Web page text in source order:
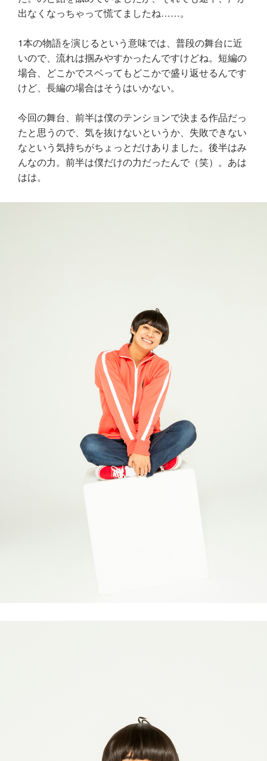
出なくなっちゃって慌てましたね……。
1本の物語を演じるという意味では、普段の舞台に近
いので、流れは掴みやすかったんですけどね。短編の
場合、どこかでスベってもどこかで盛り返せるんです
けど、長編の場合はそうはいかない。
今回の舞台、前半は僕のテンションで決まる作品だっ
たと思うので、気を抜けないというか、失敗できない
なという気持ちがちょっとだけありました。後半はみ
んなの力。前半は僕だけの力だったんで（笑）。あは
はは。